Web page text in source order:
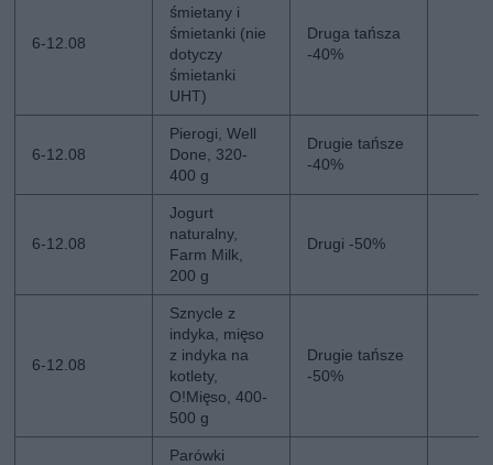
6-12.08
śmietany i
śmietanki (nie
dotyczy
śmietanki
UHT)
Druga tańsza
-40%
6-12.08
Pierogi, Well
Done, 320-
400 g
Drugie tańsze
-40%
6-12.08
Jogurt
naturalny,
Farm Milk,
200 g
Drugi -50%
6-12.08
Sznycle z
indyka, mięso
z indyka na
kotlety,
O!Mięso, 400-
500 g
Drugie tańsze
-50%
Parówki